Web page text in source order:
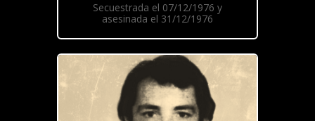
Secuestrada el 07/12/1976 y
asesinada el 31/12/1976